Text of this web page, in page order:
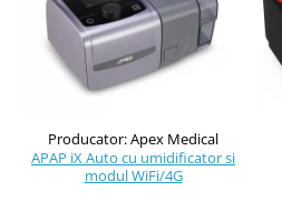
Producator: Apex Medical
APAP iX Auto cu umidificator si
modul WiFi/4G